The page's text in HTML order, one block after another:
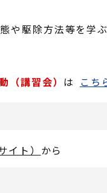
や駆除方法等を学
（講習会） は こち
ト） から